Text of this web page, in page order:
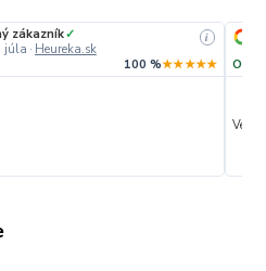
zákazník✓
júla · Heureka.sk
i
100 %★★★★★